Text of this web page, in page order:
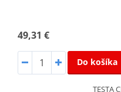
49,31 €
Do košíka
TESTA